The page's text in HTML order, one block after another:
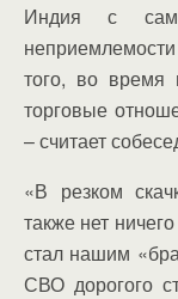
Индия с
того, во
торговые
– считает
«В резком
также нет
стал нашим
СВО дорогого